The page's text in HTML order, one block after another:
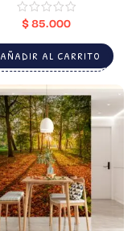
$85.000
AÑADIR AL CARRITO